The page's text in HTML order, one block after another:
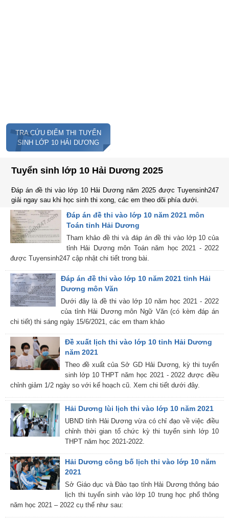
T
TRA CỨU ĐIỂM THI TUYỂN
SINH LỚP 10 HẢI DƯƠNG
Tuyển sinh lớp 10 Hải Dương 2025
Đáp án đề thi vào lớp 10 Hải Dương năm 2025 được Tuyensinh247
giải ngay sau khi học sinh thi xong, các em theo dõi phía dưới.
Đáp án đề thi vào lớp 10 năm 2021 môn
Toán tỉnh Hải Dương
Tham khảo đề thi và đáp án đề thi vào lớp 10 của
tỉnh Hải Dương môn Toán năm học 2021 - 2022
được Tuyensinh247 cập nhật chi tiết trong bài.
Đáp án đề thi vào lớp 10 năm 2021 tỉnh Hải
Dương môn Văn
Dưới đây là đề thi vào lớp 10 năm học 2021 - 2022
của tỉnh Hải Dương môn Ngữ Văn (có kèm đáp án
chi tiết) thi sáng ngày 15/6/2021, các em tham khảo
Đề xuất lịch thi vào lớp 10 tỉnh Hải Dương
năm 2021
Theo đề xuất của Sở GD Hải Dương, kỳ thi tuyển
sinh lớp 10 THPT năm học 2021 - 2022 được điều
chỉnh giảm 1/2 ngày so với kế hoạch cũ. Xem chi tiết dưới đây.
Hải Dương lùi lịch thi vào lớp 10 năm 2021
UBND tỉnh Hải Dương vừa có chỉ đạo về việc điều
chỉnh thời gian tổ chức kỳ thi tuyển sinh lớp 10
THPT năm học 2021-2022.
Hải Dương công bố lịch thi vào lớp 10 năm
2021
Sở Giáo dục và Đào tạo tỉnh Hải Dương thông báo
lịch thi tuyển sinh vào lớp 10 trung học phổ thông
năm học 2021 – 2022 cụ thể như sau: